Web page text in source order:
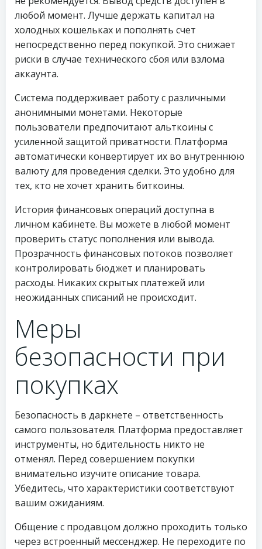
любой момент. Лучше держать капитал на
холодных кошельках и пополнять счет
непосредственно перед покупкой. Это снижает
риски в случае технического сбоя или взлома
аккаунта.
Система поддерживает работу с различными
анонимными монетами. Некоторые
пользователи предпочитают альткоины с
усиленной защитой приватности. Платформа
автоматически конвертирует их во внутреннюю
валюту для проведения сделки. Это удобно для
тех, кто не хочет хранить биткоины.
История финансовых операций доступна в
личном кабинете. Вы можете в любой момент
проверить статус пополнения или вывода.
Прозрачность финансовых потоков позволяет
контролировать бюджет и планировать
расходы. Никаких скрытых платежей или
неожиданных списаний не происходит.
Меры
безопасности при
покупках
Безопасность в даркнете – ответственность
самого пользователя. Платформа предоставляет
инструменты, но бдительность никто не
отменял. Перед совершением покупки
внимательно изучите описание товара.
Убедитесь, что характеристики соответствуют
вашим ожиданиям.
Общение с продавцом должно проходить только
через встроенный мессенджер. Не переходите по